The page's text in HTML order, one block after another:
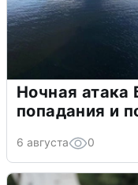
Ночная
попадания и
6 августа 0